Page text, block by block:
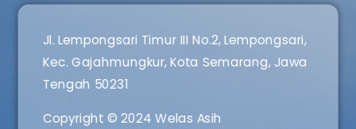
Jl. Lempongsari Timur III No.2, Lempongsari,
Kec. Gajahmungkur, Kota Semarang, Jawa
Tengah 50231
Copyright © 2024 Welas Asih